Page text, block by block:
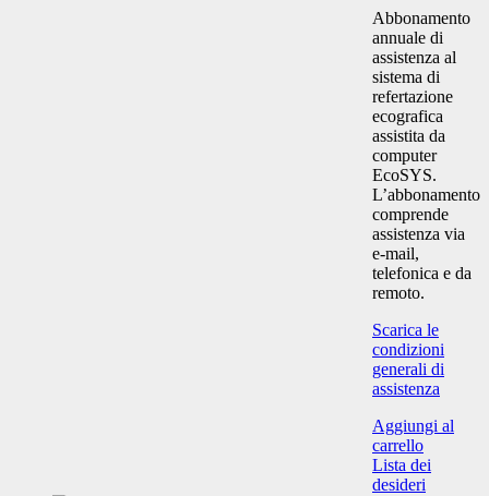
Abbonamento
annuale di
assistenza al
sistema di
refertazione
ecografica
assistita da
computer
EcoSYS.
L’abbonamento
comprende
assistenza via
e-mail,
telefonica e da
remoto.
Scarica le
condizioni
generali di
assistenza
Aggiungi al
carrello
Lista dei
desideri